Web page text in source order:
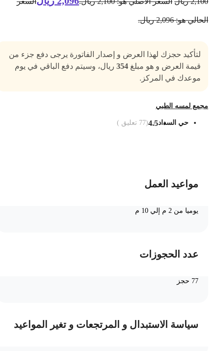
هو: 2,096 ريال.
لتأكيد حجزك لهذا العرض و إصدار الفاتورة يرجى دفع جزء من
قيمة العرض و هو مبلغ354 ريال، وسيتم دفع الباقي في يوم
موعدك في المركز.
لمسه الطبي
حي السداد4.5
(
77تعليق )
مواعيد العمل
يوميا من 2 م إلي 10 م
عدد الحجوزات
سياسة الاستبدال و المرتجعات و تغير المواعيد